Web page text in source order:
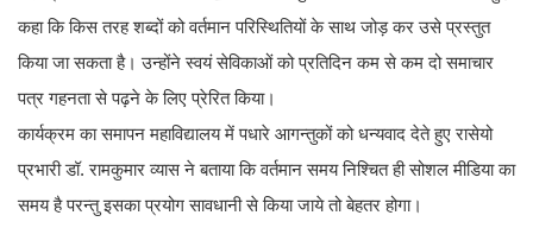
कहा कि किस तरह शब्दों को वर्तमान परिस्थितियों के साथ जोड़ कर उसे प्रस्तुत
किया जा सकता है। उन्होंने स्वयं सेविकाओं को प्रतिदिन कम से कम दो समाचार
पत्र गहनता से पढ़ने के लिए प्रेरित किया।
कार्यक्रम का समापन महाविद्यालय में पधारे आगन्तुकों को धन्यवाद देते हुए रासेयो
प्रभारी डॉ. रामकुमार व्यास ने बताया कि वर्तमान समय निश्चित ही सोशल मीडिया का
समय है परन्तु इसका प्रयोग सावधानी से किया जाये तो बेहतर होगा।